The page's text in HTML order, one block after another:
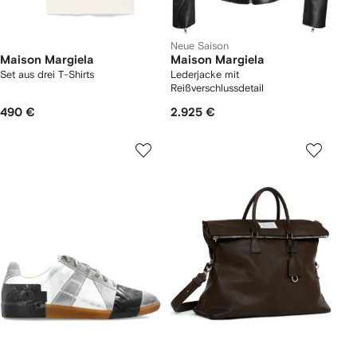
Maison Margiela
Set aus drei T-Shirts
490 €
Neue Saison
Maison Margiela
Lederjacke mit
Reißverschlussdetail
2.925 €